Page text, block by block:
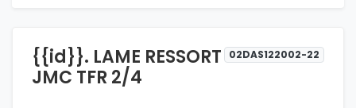
{{id}}. LAME RESSORT
JMC TFR 2/4
02DAS122002-22